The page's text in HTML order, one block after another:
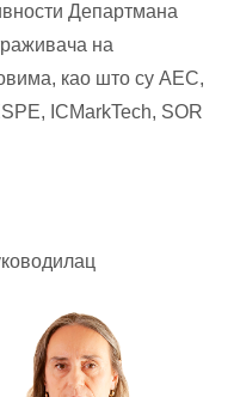
Департмана
на
као што су AEC,
ICMarkTech, SOR